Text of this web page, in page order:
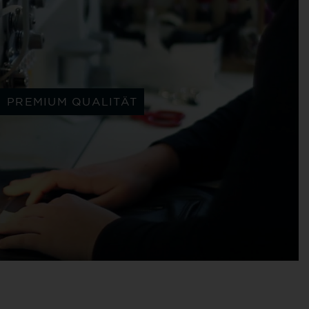
PREMIUM QUALITÄT